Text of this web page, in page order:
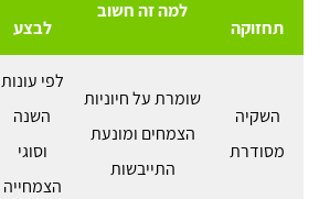
תחזוקה
למה זה חשוב
לבצע
השקיה
מסודרת
שומרת על חיוניות
הצמחים ומונעת
התייבשות
לפי עונות
השנה
וסוגי
הצמחייה